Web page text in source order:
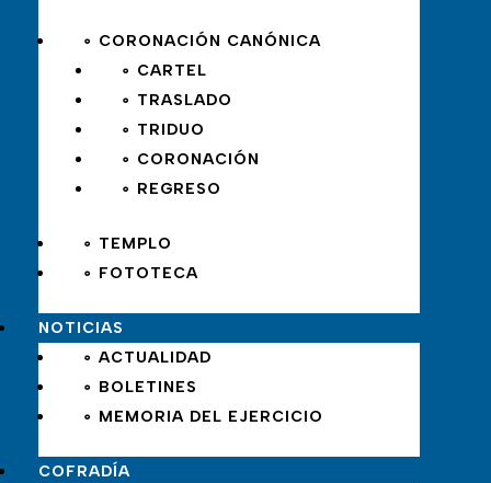
∘ CORONACIÓN CANÓNICA
∘ CARTEL
∘ TRASLADO
∘ TRIDUO
∘ CORONACIÓN
∘ REGRESO
∘ TEMPLO
∘ FOTOTECA
NOTICIAS
∘ ACTUALIDAD
∘ BOLETINES
∘ MEMORIA DEL EJERCICIO
COFRADÍA